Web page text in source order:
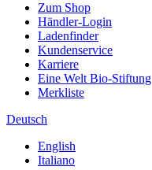
Zum Shop
Händler-Login
Ladenfinder
Kundenservice
Karriere
Eine Welt Bio-Stiftung
Merkliste
Deutsch
English
Italiano